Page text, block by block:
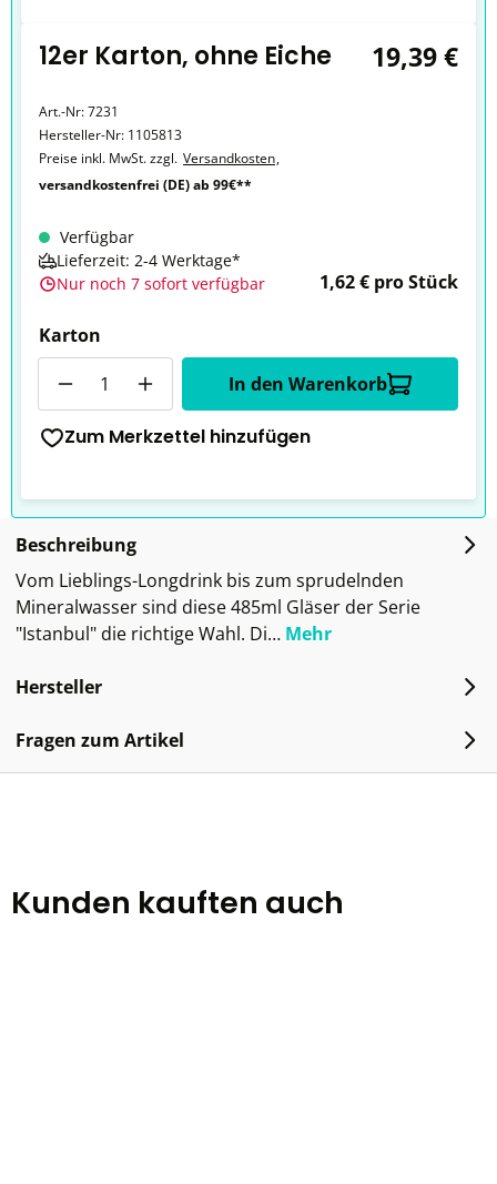
12er Karton, ohne Eiche 19,39 €
Art.-Nr:7231
Hersteller-Nr: 1105813
Preise inkl. MwSt. zzgl. Versandkosten,
versandkostenfrei (DE) ab 99€**
Verfügbar
Lieferzeit: 2-4 Werktage*
Nur noch 7 sofort verfügbar
1,62 € pro Stück
Karton
In den Warenkorb
Zum Merkzettel hinzufügen
Beschreibung
Vom Lieblings-Longdrink bis zum sprudelnden
Mineralwasser sind diese 485ml Gläser der Serie
"Istanbul" die richtige Wahl. Di… Mehr
Hersteller
Fragen zum Artikel
Kunden kauften auch